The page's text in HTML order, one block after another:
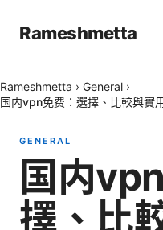
Rameshmetta
Rameshmetta › General ›
国内vpn免费：選擇、比較與實
GENERAL
国内
擇、比